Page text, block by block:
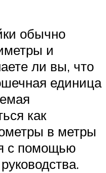
обычно
и
ли вы, что
единица
как
в метры
с помощью